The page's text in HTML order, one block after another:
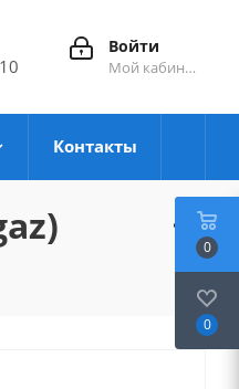
Войти
Мой кабинет
Контакты
0
0